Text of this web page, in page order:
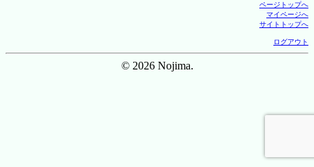
ページトップへ
マイページへ
サイトトップへ
ログアウト
© 2026 Nojima.